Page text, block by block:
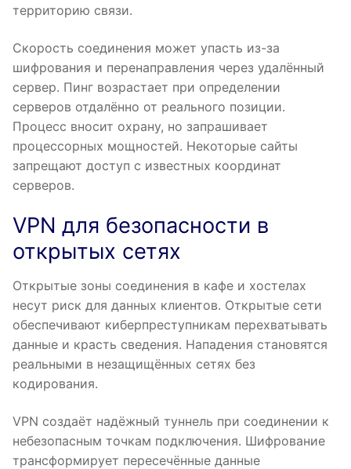
территорию связи.
Скорость соединения может упасть из-за
шифрования и перенаправления через удалённый
сервер. Пинг возрастает при определении
серверов отдалённо от реального позиции.
Процесс вносит охрану, но запрашивает
процессорных мощностей. Некоторые сайты
запрещают доступ с известных координат
серверов.
VPN для безопасности в
открытых сетях
Открытые зоны соединения в кафе и хостелах
несут риск для данных клиентов. Открытые сети
обеспечивают киберпреступникам перехватывать
данные и красть сведения. Нападения становятся
реальными в незащищённых сетях без
кодирования.
VPN создаёт надёжный туннель при соединении к
небезопасным точкам подключения. Шифрование
трансформирует пересечённые данные